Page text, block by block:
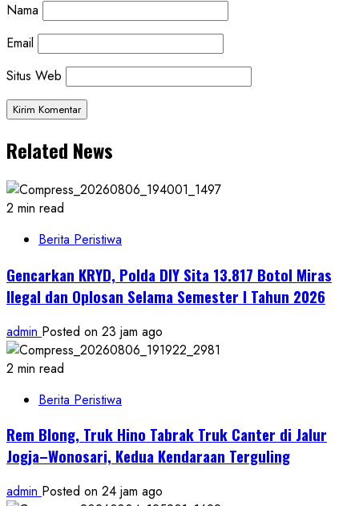
Nama
Email
Situs Web
Related News
2 min read
Berita Peristiwa
Gencarkan KRYD, Polda DIY Sita 13.817 Botol Miras
Ilegal dan Oplosan Selama Semester I Tahun 2026
admin Posted on 23 jam ago
2 min read
Berita Peristiwa
Rem Blong, Truk Hino Tabrak Truk Canter di Jalur
Jogja–Wonosari, Kedua Kendaraan Terguling
admin Posted on 24 jam ago